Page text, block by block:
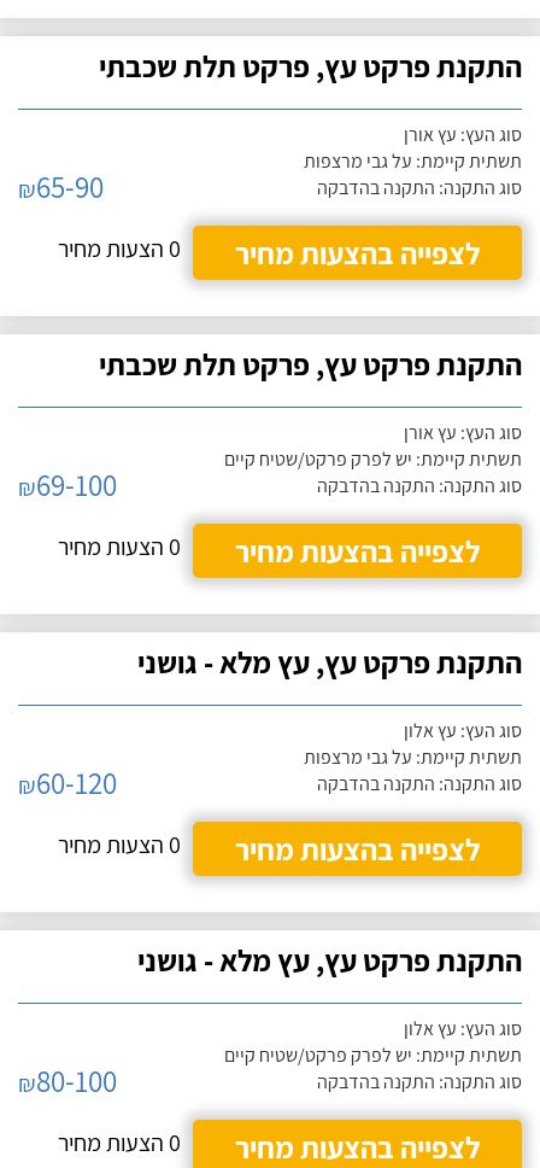
התקנת פרקט עץ, פרקט תלת שכבתי
סוג העץ: עץ אורן
תשתית קיימת: על גבי מרצפות
סוג התקנה: התקנה בהדבקה
₪65-90
לצפייה בהצעות מחיר
0 הצעות מחיר
התקנת פרקט עץ, פרקט תלת שכבתי
סוג העץ: עץ אורן
תשתית קיימת: יש לפרק פרקט/שטיח קיים
סוג התקנה: התקנה בהדבקה
₪69-100
לצפייה בהצעות מחיר
0 הצעות מחיר
התקנת פרקט עץ, עץ מלא - גושני
סוג העץ: עץ אלון
תשתית קיימת: על גבי מרצפות
סוג התקנה: התקנה בהדבקה
₪60-120
לצפייה בהצעות מחיר
0 הצעות מחיר
התקנת פרקט עץ, עץ מלא - גושני
סוג העץ: עץ אלון
תשתית קיימת: יש לפרק פרקט/שטיח קיים
סוג התקנה: התקנה בהדבקה
₪80-100
לצפייה בהצעות מחיר
0 הצעות מחיר